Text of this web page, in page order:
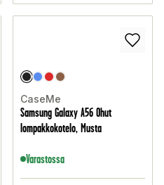
CaseMe
Samsung Galaxy A56 Ohut
lompakkokotelo, Musta
Varastossa